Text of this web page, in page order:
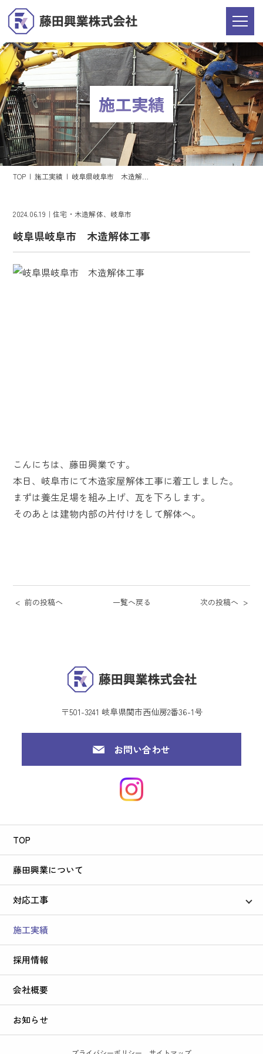
施工実績
TOP 施工実績
岐阜県岐阜市 木造解体
2024.06.19 住宅・木造解体 岐阜市
岐阜県岐阜市 木造解体工事
こんにちは、藤田興業です。
本日、岐阜市にて木造家屋解体工事に着工しました。
まずは養生足場を組み上げ、瓦を下ろします。
そのあとは建物内部の片付けをして解体へ。
前の投稿へ 一覧へ戻る 次の投稿へ
〒501-3241 岐阜県関市西仙房2番36-1号
お問い合わせ
TOP
藤田興業について
対応工事
住宅・木造解体
鉄骨・鉄筋解体
施工実績
採用情報
会社概要
お知らせ